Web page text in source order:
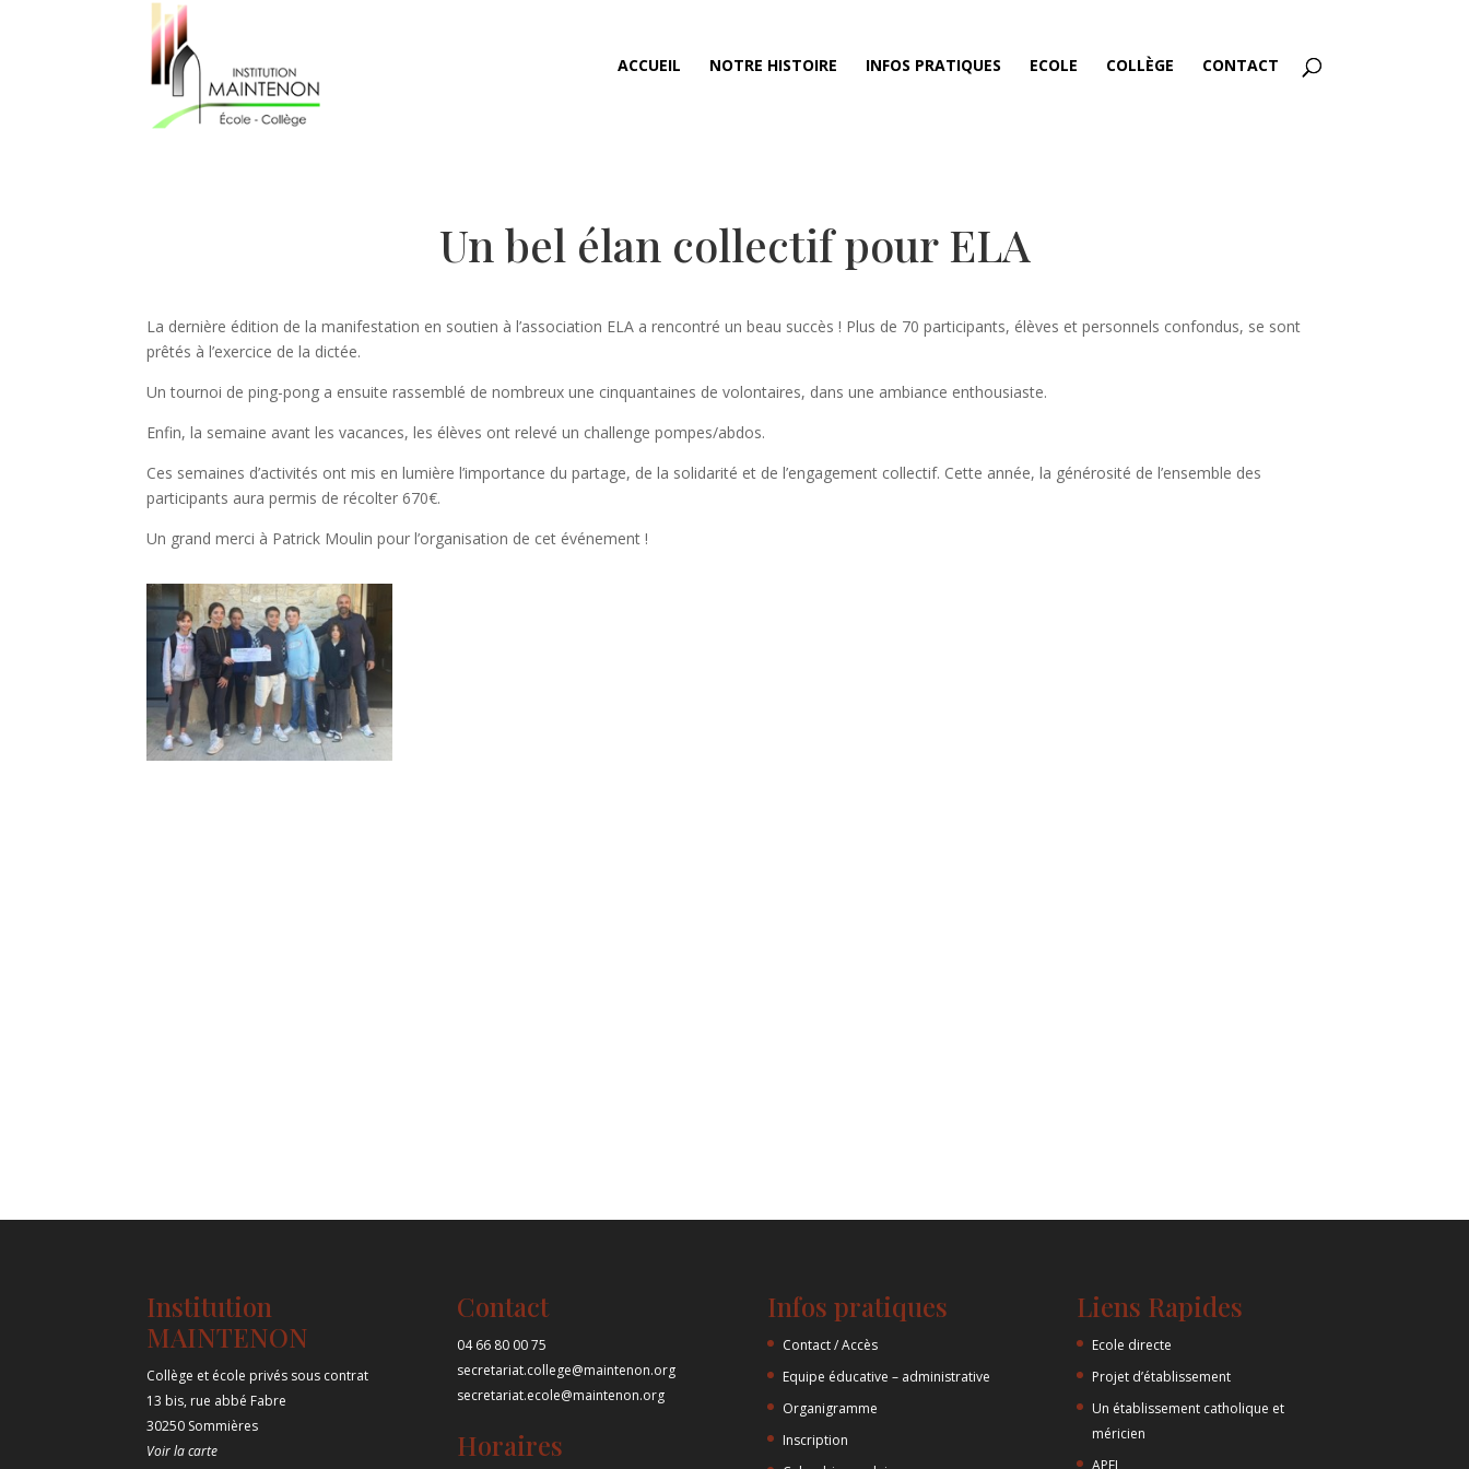
ACCUEIL NOTRE HISTOIRE INFOS PRATIQUES ECOLE COLLÈGE CONTACT
Un bel élan collectif pour ELA
La dernière édition de la manifestation en soutien à l’association ELA a rencontré un beau succès ! Plus de 70 participants, élèves et personnels confondus, se sont
prêtés à l’exercice de la dictée.
Un tournoi de ping-pong a ensuite rassemblé de nombreux une cinquantaines de volontaires, dans une ambiance enthousiaste.
Enfin, la semaine avant les vacances, les élèves ont relevé un challenge pompes/abdos.
Ces semaines d’activités ont mis en lumière l’importance du partage, de la solidarité et de l’engagement collectif. Cette année, la générosité de l’ensemble des
participants aura permis de récolter 670€.
Un grand merci à Patrick Moulin pour l’organisation de cet événement !
Institution
MAINTENON
Collège et école privés sous contrat
13 bis, rue abbé Fabre
30250 Sommières
Voir la carte
Contact
04 66 80 00 75
secretariat.college@maintenon.org
secretariat.ecole@maintenon.org
Horaires
Infos pratiques
Contact / Accès
Equipe éducative – administrative
Organigramme
Inscription
Liens Rapides
Ecole directe
Projet d’établissement
Un établissement catholique et
méricien
APEL